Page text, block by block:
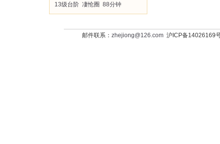
13级台阶 凄怆圈 88分钟
邮件联系： zhejiong@126.com沪ICP备14026169